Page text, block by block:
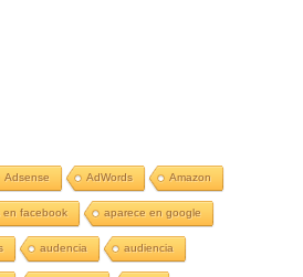
Adsense AdWords Amazon
en facebook aparece en google
audencia audiencia